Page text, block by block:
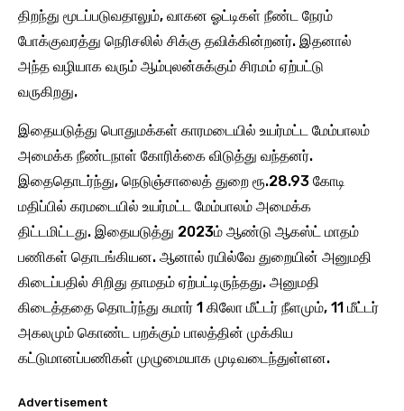
திறந்து மூடப்படுவதாலும், வாகன ஓட்டிகள் நீண்ட நேரம்
போக்குவரத்து நெரிசலில் சிக்கு தவிக்கின்றனர். இதனால்
அந்த வழியாக வரும் ஆம்புலன்சுக்கும் சிரமம் ஏற்பட்டு
வருகிறது.
இதையடுத்து பொதுமக்கள் காரமடையில் உயர்மட்ட மேம்பாலம்
அமைக்க நீண்டநாள் கோரிக்கை விடுத்து வந்தனர்.
இதைதொடர்ந்து, நெடுஞ்சாலைத் துறை ரூ.28.93 கோடி
மதிப்பில் கரமடையில் உயர்மட்ட மேம்பாலம் அமைக்க
திட்டமிட்டது. இதையடுத்து 2023ம் ஆண்டு ஆகஸ்ட் மாதம்
பணிகள் தொடங்கியன. ஆனால் ரயில்வே துறையின் அனுமதி
கிடைப்பதில் சிறிது தாமதம் ஏற்பட்டிருந்தது. அனுமதி
கிடைத்ததை தொடர்ந்து சுமார் 1 கிலோ மீட்டர் நீளமும், 11 மீட்டர்
அகலமும் கொண்ட பறக்கும் பாலத்தின் முக்கிய
கட்டுமானப்பணிகள் முழுமையாக முடிவடைந்துள்ளன.
Advertisement